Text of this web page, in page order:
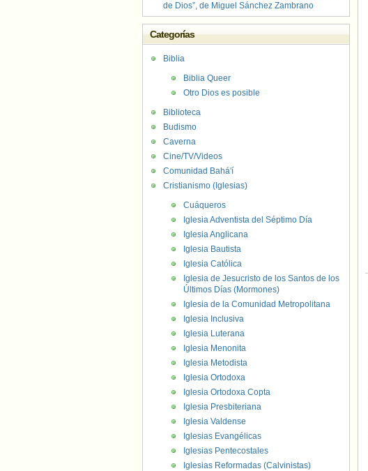
de Dios”, de Miguel Sánchez Zambrano
Categorías
Biblia
Biblia Queer
Otro Dios es posible
Biblioteca
Budismo
Caverna
Cine/TV/Videos
Comunidad Bahá'í
Cristianismo (Iglesias)
Cuáqueros
Iglesia Adventista del Séptimo Día
Iglesia Anglicana
Iglesia Bautista
Iglesia Católica
Iglesia de Jesucristo de los Santos de los
Últimos Días (Mormones)
Iglesia de la Comunidad Metropolitana
Iglesia Inclusiva
Iglesia Luterana
Iglesia Menonita
Iglesia Metodista
Iglesia Ortodoxa
Iglesia Ortodoxa Copta
Iglesia Presbiteriana
Iglesia Valdense
Iglesias Evangélicas
Iglesias Pentecostales
Iglesias Reformadas (Calvinistas)